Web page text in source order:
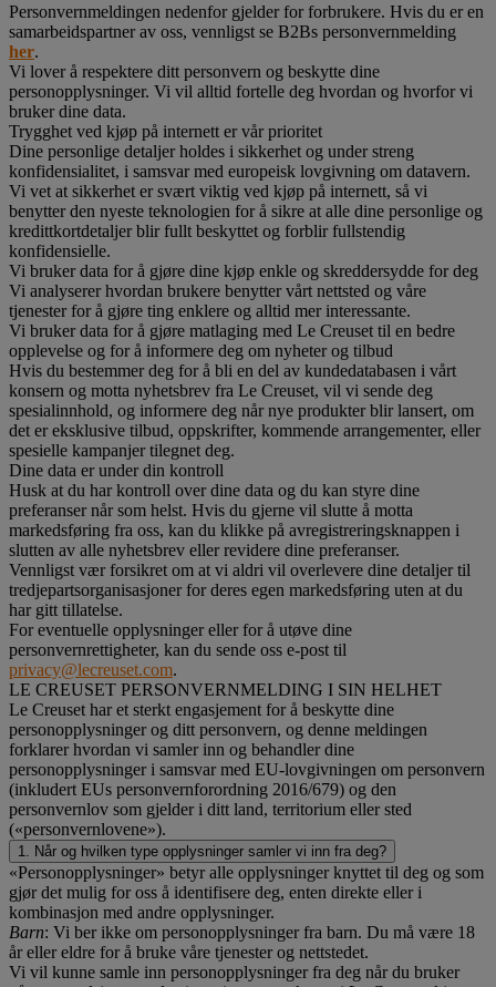
Personvernmeldingen nedenfor gjelder for forbrukere. Hvis du er en
samarbeidspartner av oss, vennligst se B2Bs personvernmelding
her.
Vi lover å respektere ditt personvern og beskytte dine
personopplysninger. Vi vil alltid fortelle deg hvordan og hvorfor vi
bruker dine data.
Trygghet ved kjøp på internett er vår prioritet
Dine personlige detaljer holdes i sikkerhet og under streng
konfidensialitet, i samsvar med europeisk lovgivning om datavern.
Vi vet at sikkerhet er svært viktig ved kjøp på internett, så vi
benytter den nyeste teknologien for å sikre at alle dine personlige og
kredittkortdetaljer blir fullt beskyttet og forblir fullstendig
konfidensielle.
Vi bruker data for å gjøre dine kjøp enkle og skreddersydde for deg
Vi analyserer hvordan brukere benytter vårt nettsted og våre
tjenester for å gjøre ting enklere og alltid mer interessante.
Vi bruker data for å gjøre matlaging med Le Creuset til en bedre
opplevelse og for å informere deg om nyheter og tilbud
Hvis du bestemmer deg for å bli en del av kundedatabasen i vårt
konsern og motta nyhetsbrev fra Le Creuset, vil vi sende deg
spesialinnhold, og informere deg når nye produkter blir lansert, om
det er eksklusive tilbud, oppskrifter, kommende arrangementer, eller
spesielle kampanjer tilegnet deg.
Dine data er under din kontroll
Husk at du har kontroll over dine data og du kan styre dine
preferanser når som helst. Hvis du gjerne vil slutte å motta
markedsføring fra oss, kan du klikke på avregistreringsknappen i
slutten av alle nyhetsbrev eller revidere dine preferanser.
Vennligst vær forsikret om at vi aldri vil overlevere dine detaljer til
tredjepartsorganisasjoner for deres egen markedsføring uten at du
har gitt tillatelse.
For eventuelle opplysninger eller for å utøve dine
personvernrettigheter, kan du sende oss e-post til
privacy@lecreuset.com.
LE CREUSET PERSONVERNMELDING I SIN HELHET
Le Creuset har et sterkt engasjement for å beskytte dine
personopplysninger og ditt personvern, og denne meldingen
forklarer hvordan vi samler inn og behandler dine
personopplysninger i samsvar med EU-lovgivningen om personvern
(inkludert EUs personvernforordning 2016/679) og den
personvernlov som gjelder i ditt land, territorium eller sted
(«personvernlovene»).
1. Når og hvilken type opplysninger samler vi inn fra deg?
«Personopplysninger» betyr alle opplysninger knyttet til deg og som
gjør det mulig for oss å identifisere deg, enten direkte eller i
kombinasjon med andre opplysninger.
Barn: Vi ber ikke om personopplysninger fra barn. Du må være 18
år eller eldre for å bruke våre tjenester og nettstedet.
Vi vil kunne samle inn personopplysninger fra deg når du bruker